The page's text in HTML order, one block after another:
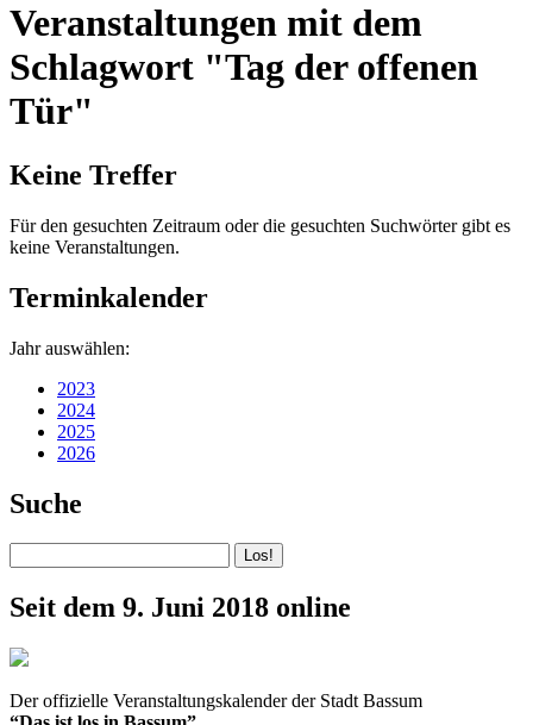
Veranstaltungen mit dem
Schlagwort "Tag der offenen
Tür"
Keine Treffer
Für den gesuchten Zeitraum oder die gesuchten Suchwörter gibt es
keine Veranstaltungen.
Terminkalender
Jahr auswählen:
2023
2024
2025
2026
Suche
Seit dem 9. Juni 2018 online
Der offizielle Veranstaltungskalender der Stadt Bassum